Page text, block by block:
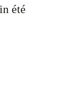
été